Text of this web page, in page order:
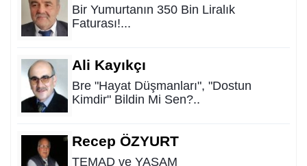
Bir Yumurtanın 350 Bin Liralık
Faturası!...
Ali Kayıkçı
Bre "Hayat Düşmanları", "Dostun
Kimdir" Bildin Mi Sen?..
Recep ÖZYURT
TEMAD ve YAŞAM